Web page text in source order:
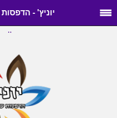
יוניץ' -
..